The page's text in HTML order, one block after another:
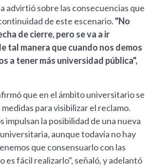
advirtió sobre las consecuencias que
de este escenario. "No
de cierre, pero se va a ir
tal manera que cuando nos demos
a tener más universidad pública",
que en el ámbito universitario se
para visibilizar el reclamo.
impulsan la posibilidad de una nueva
aunque todavía no hay
que consensuarlo con las
es fácil realizarlo", señaló, y adelantó